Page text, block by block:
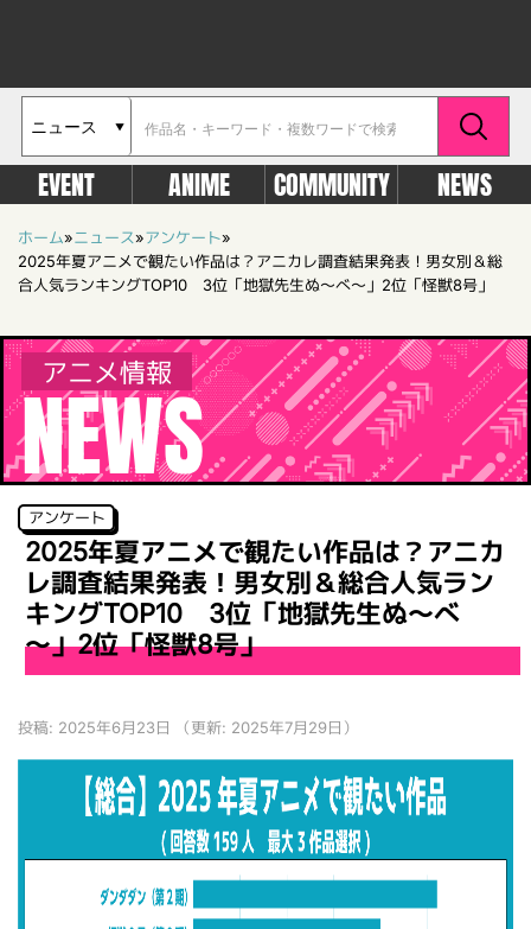
EVENT ANIME COMMUNITY NEWS
ホーム»ニュース»アンケート»
2025年夏アニメで観たい作品は？アニカレ調査結果発表！男女別＆総
合人気ランキングTOP10 3位「地獄先生ぬ～べ～」2位「怪獣8号」
アニメ情報
NEWS
アンケート
2025年夏アニメで観たい作品は？アニカ
レ調査結果発表！男女別＆総合人気ラン
キングTOP10 3位「地獄先生ぬ～べ
～」2位「怪獣8号」
投稿: 2025年6月23日 （更新: 2025年7月29日 ）